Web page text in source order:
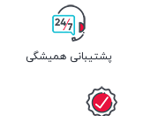
پشتیبانی همیشگی